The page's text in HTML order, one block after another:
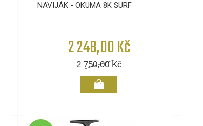
NAVIJÁK - OKUMA 8K SURF
2 248,00 Kč
2 750,00Kč